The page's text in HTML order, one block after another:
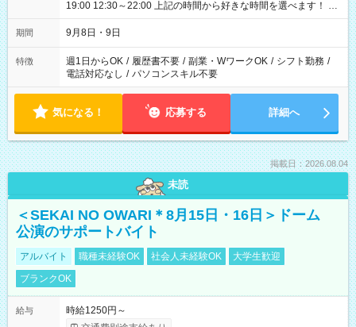
19:00 12:30～22:00 上記の時間から好きな時間を選べます！ ※
時間は変更となる可能性があります
期間 9月8日・9日
特徴 週1日からOK / 履歴書不要 / 副業・WワークOK / シフト勤務 /
電話対応なし / パソコンスキル不要
気になる！ 応募する 詳細へ
掲載日：2026.08.04
未読
＜SEKAI NO OWARI＊8月15日・16日＞ドーム
公演のサポートバイト
アルバイト 職種未経験OK 社会人未経験OK
大学生歓迎
ブランクOK
給与
時給1250円～